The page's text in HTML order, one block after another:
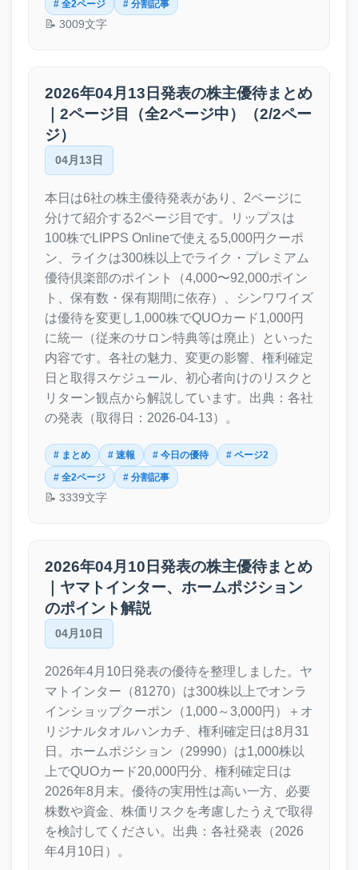
# 全2ページ # 分割記事
📝 3009文字
2026年04月13日発表の株主優待まとめ
｜2ページ目（全2ページ中）（2/2ペー
ジ）
04月13日
本日は6社の株主優待発表があり、2ページに
分けて紹介する2ページ目です。リップスは
100株でLIPPS Onlineで使える5,000円クーポ
ン、ライクは300株以上でライク・プレミアム
優待倶楽部のポイント（4,000〜92,000ポイン
ト、保有数・保有期間に依存）、シンワワイズ
は優待を変更し1,000株でQUOカード1,000円
に統一（従来のサロン特典等は廃止）といった
内容です。各社の魅力、変更の影響、権利確定
日と取得スケジュール、初心者向けのリスクと
リターン観点から解説しています。出典：各社
の発表（取得日：2026-04-13）。
# まとめ # 速報 # 今日の優待 # ページ2
# 全2ページ # 分割記事
📝 3339文字
2026年04月10日発表の株主優待まとめ
｜ヤマトインター、ホームポジション
のポイント解説
04月10日
2026年4月10日発表の優待を整理しました。ヤ
マトインター（81270）は300株以上でオンラ
インショップクーポン（1,000～3,000円）＋オ
リジナルタオルハンカチ、権利確定日は8月31
日。ホームポジション（29990）は1,000株以
上でQUOカード20,000円分、権利確定日は
2026年8月末。優待の実用性は高い一方、必要
株数や資金、株価リスクを考慮したうえで取得
を検討してください。出典：各社発表（2026
年4月10日）。